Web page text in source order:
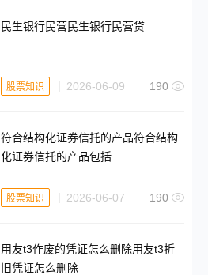
民生银行民营民生银行民营贷
股票知识 2026-06-09 190
符合结构化证券信托的产品符合结构
化证券信托的产品包括
股票知识 2026-06-07 190
用友t3作废的凭证怎么删除用友t3折
旧凭证怎么删除